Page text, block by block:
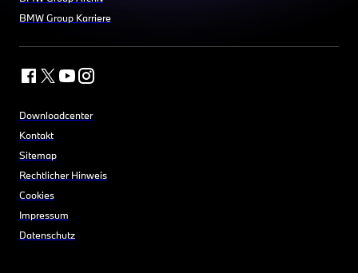
BMW Group Karriere
Downloadcenter
Kontakt
Sitemap
Rechtlicher Hinweis
Cookies
Impressum
Datenschutz